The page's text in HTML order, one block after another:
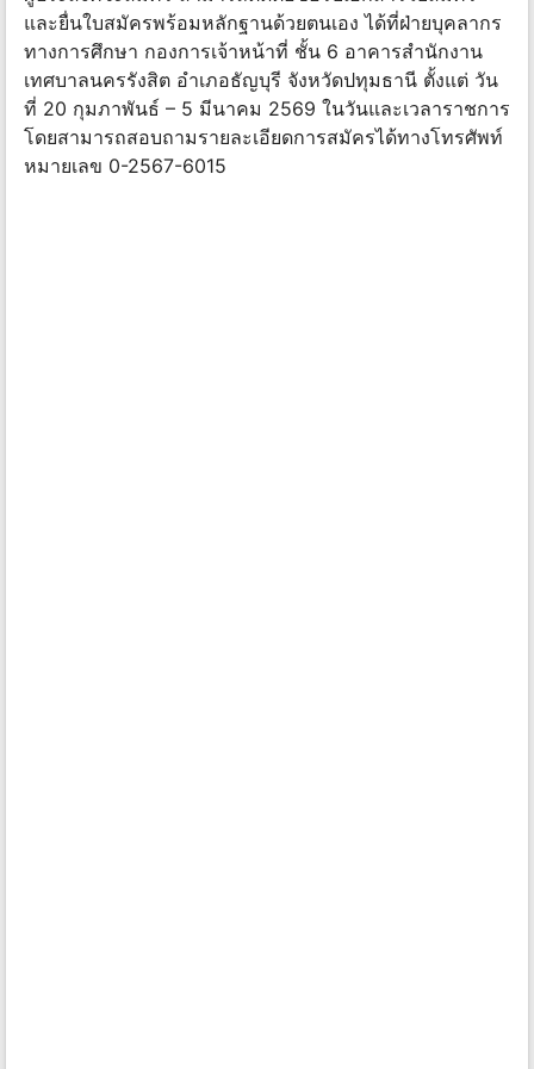
และยื่นใบสมัครพร้อมหลักฐานด้วยตนเอง ได้ที่ฝ่ายบุคลากร
ทางการศึกษา กองการเจ้าหน้าที่ ชั้น 6 อาคารสำนักงาน
เทศบาลนครรังสิต อำเภอธัญบุรี จังหวัดปทุมธานี ตั้งแต่ วัน
ที่ 20 กุมภาพันธ์ – 5 มีนาคม 2569 ในวันและเวลาราชการ
โดยสามารถสอบถามรายละเอียดการสมัครได้ทางโทรศัพท์
หมายเลข 0-2567-6015